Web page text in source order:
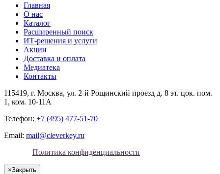
Главная
О нас
Каталог
Расширенный поиск
ИТ-решения и услуги
Акции
Доставка и оплата
Медиатека
Контакты
115419, г. Москва, ул. 2-й Рощинский проезд д. 8 эт. цок. пом.
1, ком. 10-11А
Телефон: +7 (495) 477-51-70
Email: mail@cleverkey.ru
Политика конфиденциальности
×Закрыть